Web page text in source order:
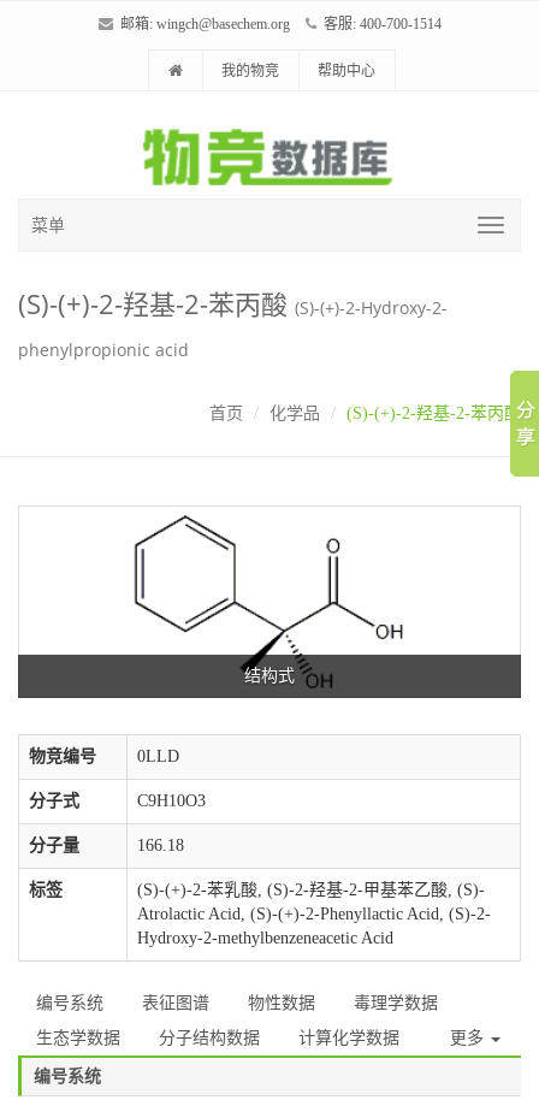
邮箱: wingch@basechem.org 客服: 400-700-1514
我的物竞 帮助中心
菜单
(S)-(+)-2-羟基-2-苯丙酸 (S)-(+)-2-Hydroxy-2-
phenylpropionic acid
首页 化学品 (S)-(+)-2-羟基-2-苯丙酸
结构式
物竞编号 0LLD
分子式 C9H10O3
分子量 166.18
标签
(S)-(+)-2-苯乳酸, (S)-2-羟基-2-甲基苯乙酸, (S)-
Atrolactic Acid, (S)-(+)-2-Phenyllactic Acid, (S)-2-
Hydroxy-2-methylbenzeneacetic Acid
编号系统 表征图谱 物性数据
毒理学数据
生态学数据
分子结构数据 计算化学数据 更多
编号系统